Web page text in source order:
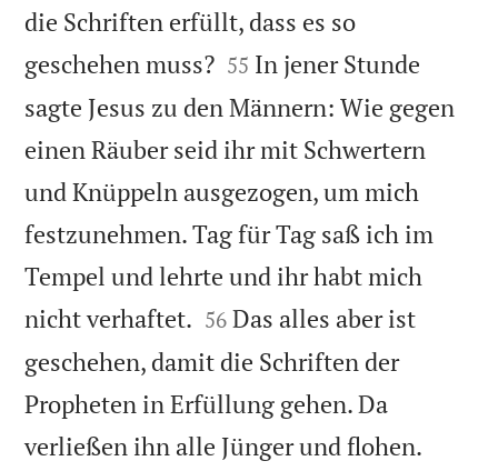
die Schriften erfüllt, dass es so
geschehen muss?
55 In jener Stunde
sagte Jesus zu den Männern: Wie gegen
einen Räuber seid ihr mit Schwertern
und Knüppeln ausgezogen, um mich
festzunehmen. Tag für Tag saß ich im
Tempel und lehrte und ihr habt mich
nicht verhaftet. 

56 Das alles aber ist
geschehen, damit die Schriften der
Propheten in Erfüllung gehen. Da
verließen ihn alle Jünger und flohen.